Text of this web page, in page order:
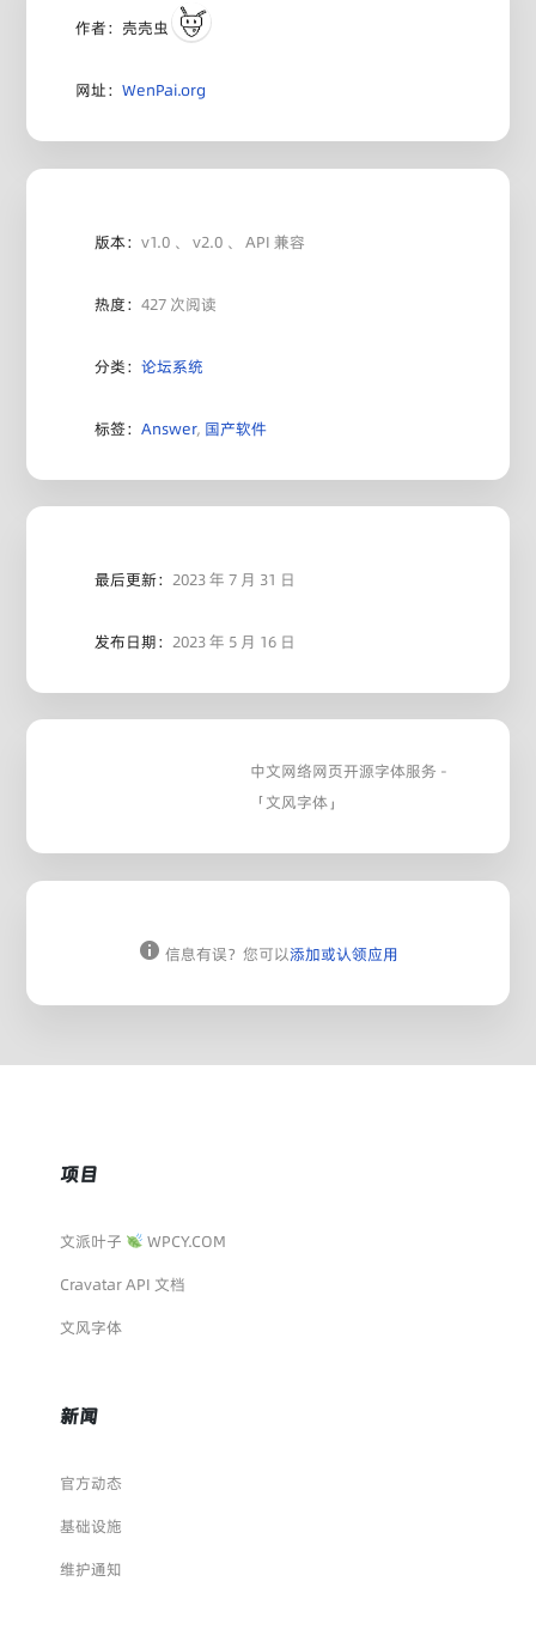
作者：壳壳虫
网址： WenPai.org
版本： v1.0 、 v2.0 、 API 兼容
热度： 427 次阅读
分类： 论坛系统
标签： Answer, 国产软件
最后更新： 2023 年 7 月 31 日
发布日期： 2023 年 5 月 16 日
中文网络网页开源字体服务 -
「文风字体」
信息有误？您可以添加或认领应用
项目
文派叶子
WPCY.COM
Cravatar API 文档
文风字体
新闻
官方动态
基础设施
维护通知